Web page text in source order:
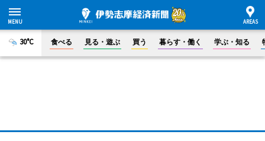
30°C 食べる 見る・遊ぶ 買う 暮らす・働く 学ぶ・知る